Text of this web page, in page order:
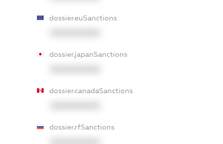
dossier.euSanctions
dossier.japanSanctions
dossier.canadaSanctions
dossier.rfSanctions